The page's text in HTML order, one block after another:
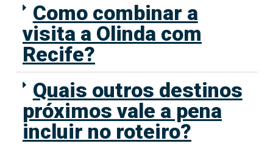
Como combinar a
visita a Olinda com
Recife?
Quais outros destinos
próximos vale a pena
incluir no roteiro?